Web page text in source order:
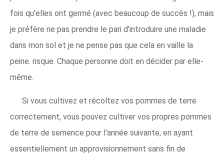
fois qu'elles ont germé (avec beaucoup de succès !), mais
je préfère ne pas prendre le pari d'introduire une maladie
dans mon sol et je ne pense pas que cela en vaille la
peine. risque. Chaque personne doit en décider par elle-
même.
Si vous cultivez et récoltez vos pommes de terre
correctement, vous pouvez cultiver vos propres pommes
de terre de semence pour l'année suivante, en ayant
essentiellement un approvisionnement sans fin de